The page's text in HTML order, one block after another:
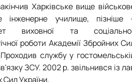
Харківське вище
інженерне училище, пізніше
виховної та
роботи Академії Збройних
службу у
ЗСУ. 2002 р. звільнився із
Сил України.